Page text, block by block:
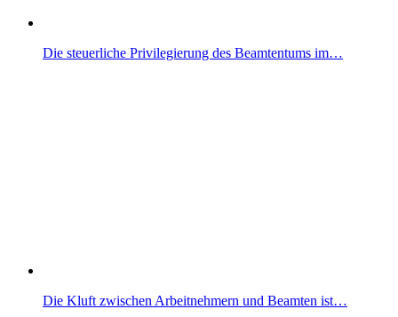
Die steuerliche Privilegierung des Beamtentums im…
Die Kluft zwischen Arbeitnehmern und Beamten ist…